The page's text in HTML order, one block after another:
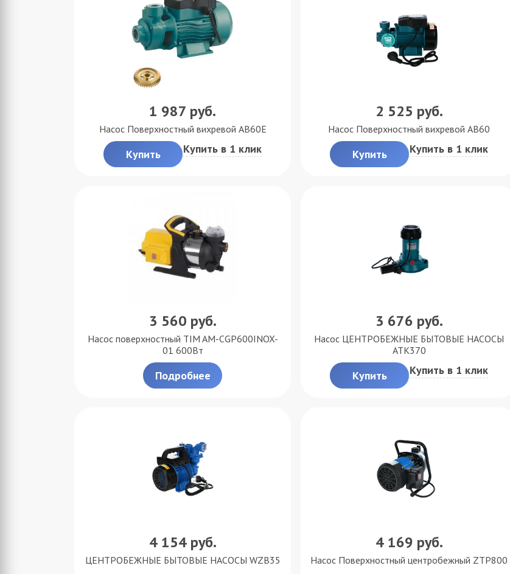
1 987 руб.
Насос Поверхностный вихревой AB60E
Купить Купить в 1 клик
2 525 руб.
Насос Поверхностный вихревой AB60
Купить Купить в 1 клик
3 560 руб.
Насос поверхностный TIM AM-CGP600INOX-
01 600Вт
Подробнее
3 676 руб.
Насос ЦЕНТРОБЕЖНЫЕ БЫТОВЫЕ НАСОСЫ
ATK370
Купить Купить в 1 клик
4 154 руб.
ЦЕНТРОБЕЖНЫЕ БЫТОВЫЕ НАСОСЫ WZB35
4 169 руб.
Насос Поверхностный центробежный ZTP800